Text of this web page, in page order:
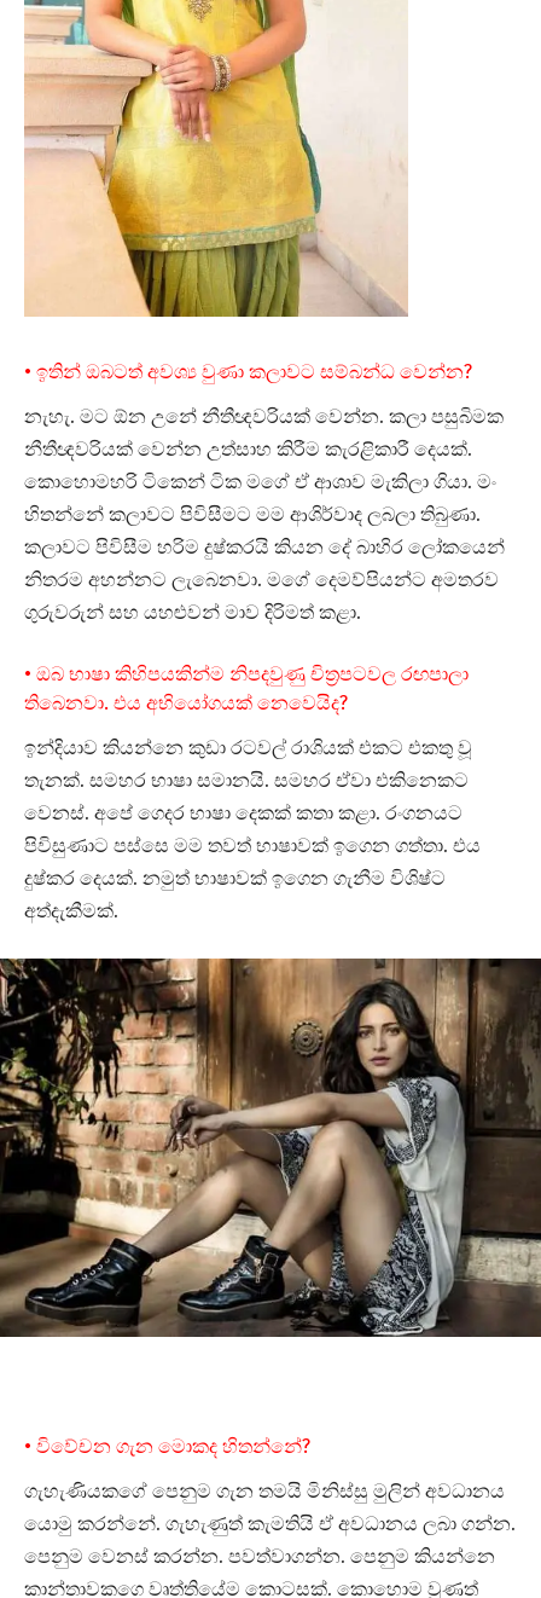
• ඉතින් ඔබටත් අවශ්‍ය වුණා කලාවට සම්බන්ධ වෙන්න?
නැහැ. මට ඕන උනේ නීතීඥවරියක් වෙන්න. කලා පසුබිමක
නීතීඥවරියක් වෙන්න උත්සාහ කිරීම කැරළිකාරී දෙයක්.
කොහොමහරි ටිකෙන් ටික මගේ ඒ ආශාව මැකිලා ගියා. මං
හිතන්නේ කලාවට පිවිසීමට මම ආශිර්වාද ලබලා තිබුණා.
කලාවට පිවිසීම හරිම දුෂ්කරයි කියන දේ බාහිර ලෝකයෙන්
නිතරම අහන්නට ලැබෙනවා. මගේ දෙමව්පියන්ට අමතරව
ගුරුවරුන් සහ යහළුවන් මාව දිරිමත් කළා.
• ඔබ භාෂා කිහිපයකින්ම නිපදවුණු චිත්‍රපටවල රඟපාලා
තිබෙනවා. එය අභියෝගයක් නෙවෙයිද?
ඉන්දියාව කියන්නෙ කුඩා රටවල් රාශියක් එකට එකතු වූ
තැනක්. සමහර භාෂා සමානයි. සමහර ඒවා එකිනෙකට
වෙනස්. අපේ ගෙදර භාෂා දෙකක් කතා කළා. රංගනයට
පිවිසුණාට පස්සෙ මම තවත් භාෂාවක් ඉගෙන ගත්තා. එය
දුෂ්කර දෙයක්. නමුත් භාෂාවක් ඉගෙන ගැනීම විශිෂ්ට
අත්දැකීමක්.
• විවේචන ගැන මොකද හිතන්නේ?
ගැහැණියකගේ පෙනුම ගැන තමයි මිනිස්සු මුලින් අවධානය
යොමු කරන්නේ. ගැහැණුත් කැමතියි ඒ අවධානය ලබා ගන්න.
පෙනුම වෙනස් කරන්න. පවත්වාගන්න. පෙනුම කියන්නෙ
කාන්තාවකගෙ වෘත්තියේම කොටසක්. කොහොම වුණත්